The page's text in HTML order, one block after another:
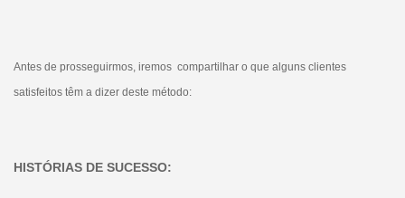
Antes de prosseguirmos, iremos compartilhar o que alguns clientes
satisfeitos têm a dizer deste método:
HISTÓRIAS DE SUCESSO: